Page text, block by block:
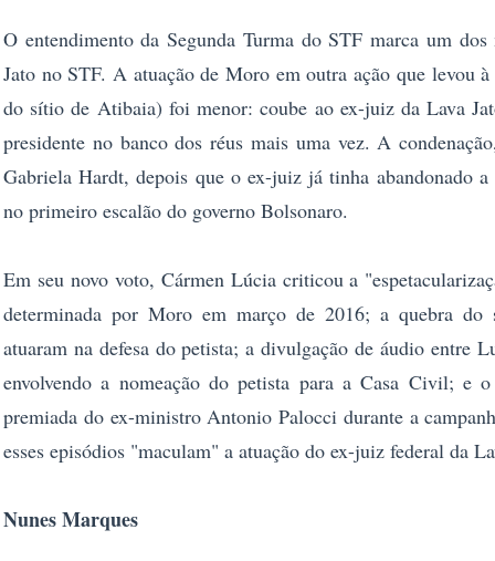
O entendimento da Segunda Turma do STF marca um
Jato no STF. A atuação de Moro em outra ação que levou
do sítio de Atibaia) foi menor: coube ao ex-juiz da Lava
presidente no banco dos réus mais uma vez. A
Gabriela Hardt, depois que o ex-juiz já tinha abandonado
no primeiro escalão do governo Bolsonaro.
Em seu novo voto, Cármen Lúcia criticou a
determinada por Moro em março de 2016; a quebra do
atuaram na defesa do petista; a divulgação de áudio entre
envolvendo a nomeação do petista para a Casa Civil; e
premiada do ex-ministro Antonio Palocci durante a
esses episódios "maculam" a atuação do ex-juiz federal da
Nunes Marques